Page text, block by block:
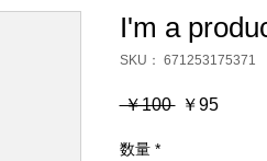
I'm a
SKU： 671253175371
￥100 通￥95セ
数量 *